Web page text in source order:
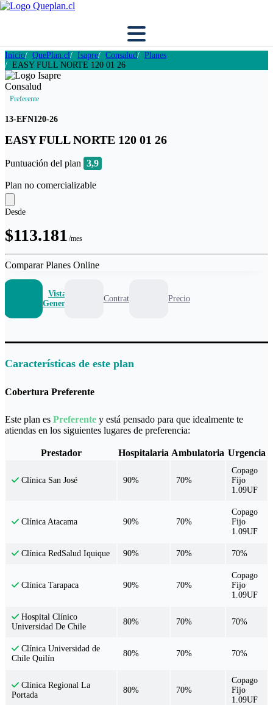
Inicio QuePlan.cl Isapre Consalud
Planes
EASY FULL NORTE 120 01 26
Preferente
13-EFN120-26
EASY FULL NORTE 120 01 26
Puntuación del plan 3,9
Plan no comercializable
Desde
$113.181 /mes
Comparar Planes Online
Vista
General
Contrato Precio
Características de este plan
Cobertura Preferente
Este plan es Preferente y está pensado para que idealmente te
atiendas en los siguientes lugares de preferencia:
Prestador Hospitalaria Ambulatoria Urgencia
Clínica San José 90% 70%
Copago
Fijo
1.09UF
Clínica Atacama 90% 70%
Copago
Fijo
1.09UF
Clínica RedSalud Iquique 90% 70% 70%
Clínica Tarapaca 90% 70%
Copago
Fijo
1.09UF
Hospital Clínico
Universidad De Chile
80% 70% 70%
Clínica Universidad de
Chile Quilín
80% 70% 70%
Clínica Regional La
Portada
80% 70%
Copago
Fijo
1.09UF